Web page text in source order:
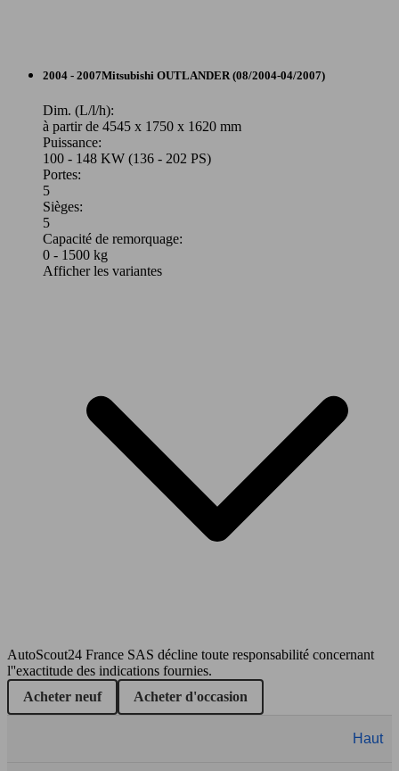
(177 PS)
SUV/4x4/Pick-Up
Diesel
Model Version
2004 - 2007Mitsubishi OUTLANDER (08/2004-04/2007)
Dim. (L/l/h):
à partir de 4545 x 1750 x 1620 mm
Puissance:
100 - 148 KW (136 - 202 PS)
Portes:
5
Sièges:
5
Capacité de remorquage:
0 - 1500 kg
Afficher les variantes
SUV/4x4/Pick-Up
Essence
AutoScout24 France SAS décline toute responsabilité concernant
l''exactitude des indications fournies.
Acheter neuf
Acheter d'occasion
Haut